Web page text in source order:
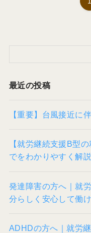
最近の投稿
【重要】台風接近に
【就労継続支援B型
でをわかりやすく解
発達障害の方へ｜就
分らしく安心して働
ADHDの方へ｜就労